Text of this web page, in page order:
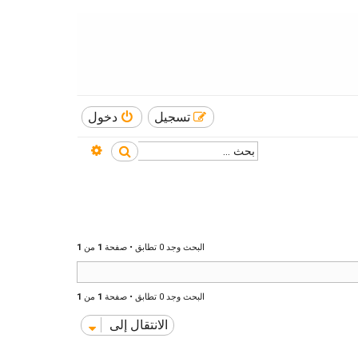
دخول تسجيل
بحث
البحث وجد 0 تطابق • صفحة 1 من 1
البحث وجد 0 تطابق • صفحة 1 من 1
الانتقال إلى